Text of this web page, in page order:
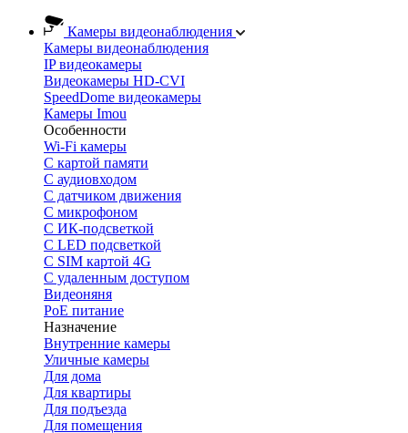
Камеры видеонаблюдения
Камеры видеонаблюдения
IP видеокамеры
Видеокамеры HD-CVI
SpeedDome видеокамеры
Камеры Imou
Особенности
Wi-Fi камеры
С картой памяти
С аудиовходом
С датчиком движения
С микрофоном
С ИК-подсветкой
С LED подсветкой
C SIM картой 4G
C удаленным доступом
Видеоняня
PoE питание
Назначение
Внутренние камеры
Уличные камеры
Для дома
Для квартиры
Для подъезда
Для помещения